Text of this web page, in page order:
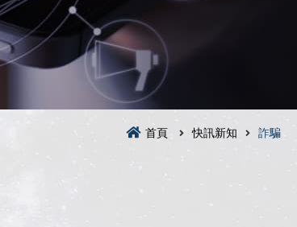
首頁 快訊新知 詐騙